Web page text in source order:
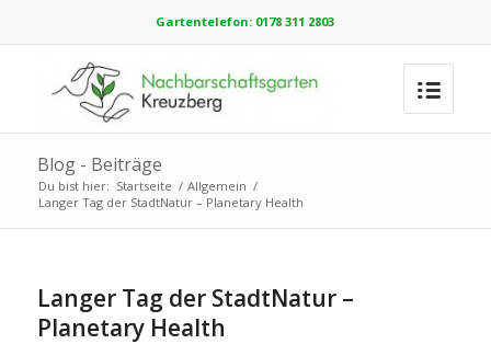
Gartentelefon: 0178 311 2803
Blog - Beiträge
Du bist hier: Startseite / Allgemein /
Langer Tag der StadtNatur – Planetary Health
Langer Tag der StadtNatur –
Planetary Health